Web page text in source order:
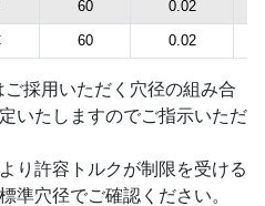
60 0.02
60 0.02
採用いただく穴径の組み合
いたしますのでご指示いただ
り許容トルクが制限を受ける
準穴径でご確認ください。